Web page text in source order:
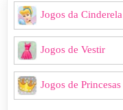
Jogos da Cinderela
Jogos de Vestir
Jogos de Princesas